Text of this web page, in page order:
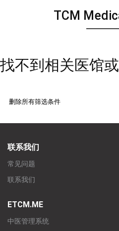
TCM
找不到相关医馆
删除所有筛选条件
联系我们
常见问题
联系我们
ETCM.ME
中医管理系统